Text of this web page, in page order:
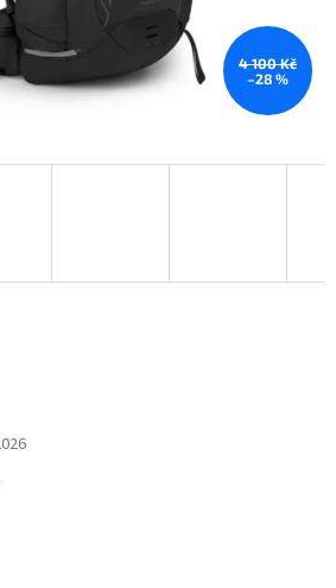
4 100 Kč
–28 %